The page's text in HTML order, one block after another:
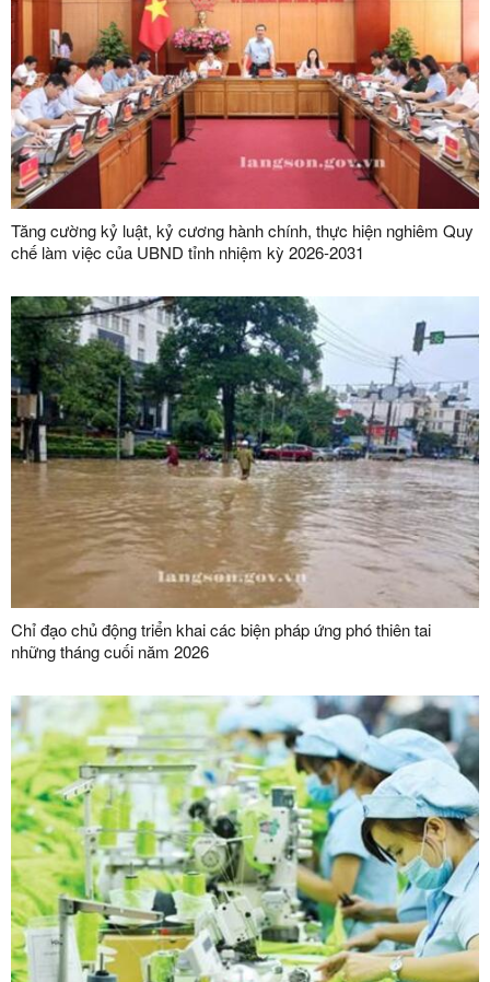
Tăng cường kỷ luật, kỷ cương hành chính, thực hiện nghiêm Quy
chế làm việc của UBND tỉnh nhiệm kỳ 2026-2031
Chỉ đạo chủ động triển khai các biện pháp ứng phó thiên tai
những tháng cuối năm 2026